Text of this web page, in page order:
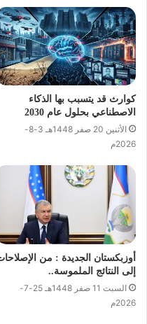
كوارث قد يتسبب بها الذكاء
الاصطناعي بحلول عام 2030
الأثنين 20 صفر 1448هـ 3-8-
2026م
أوزبكستان الجديدة : من
إلى النتائج الملموسة..
السبت 11 صفر 1448هـ 25-7-
2026م